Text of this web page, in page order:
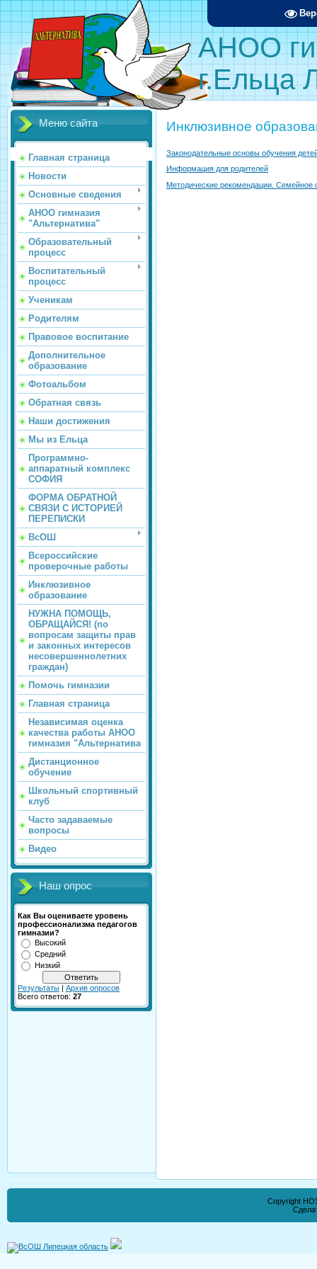
АНОО
г.Ельца
Меню сайта
Главная страница
Новости
Основные сведения
АНОО гимназия
"Альтернатива"
Образовательный
процесс
Воспитательный
процесс
Ученикам
Родителям
Правовое воспитание
Дополнительное
образование
Фотоальбом
Обратная связь
Наши достижения
Мы из Ельца
Программно-
аппаратный комплекс
СОФИЯ
ФОРМА ОБРАТНОЙ
СВЯЗИ С ИСТОРИЕЙ
ПЕРЕПИСКИ
ВсОШ
Всероссийские
проверочные работы
Инклюзивное
образование
НУЖНА ПОМОЩЬ,
ОБРАЩАЙСЯ! (по
вопросам защиты прав
и законных интересов
несовершеннолетних
граждан)
Помочь гимназии
Главная страница
Независимая оценка
качества работы АНОО
гимназия "Альтернатива
Дистанционное
обучение
Школьный спортивный
клуб
Часто задаваемые
вопросы
Видео
Наш опрос
Как Вы оцениваете уровень
профессионализма педагогов
гимназии?
Высокий
Средний
Низкий
Результаты | Архив опросов
Всего ответов: 27
Инклюзивное
Законодательные основы обучения
Информация для родителей
Методические рекомендации. Семейное
Copyright